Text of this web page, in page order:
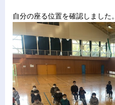
自分の座る位置を確認しました。